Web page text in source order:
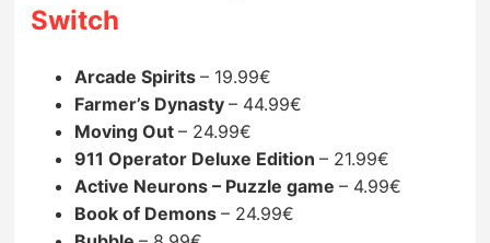
Switch
Arcade Spirits– 19.99€
Farmer’s Dynasty– 44.99€
Moving Out– 24.99€
911 Operator Deluxe Edition– 21.99€
Active Neurons – Puzzle game– 4.99€
Book of Demons– 24.99€